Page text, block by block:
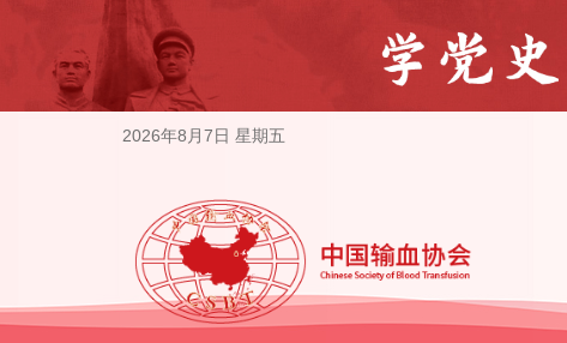
2026年8月7日 星期五